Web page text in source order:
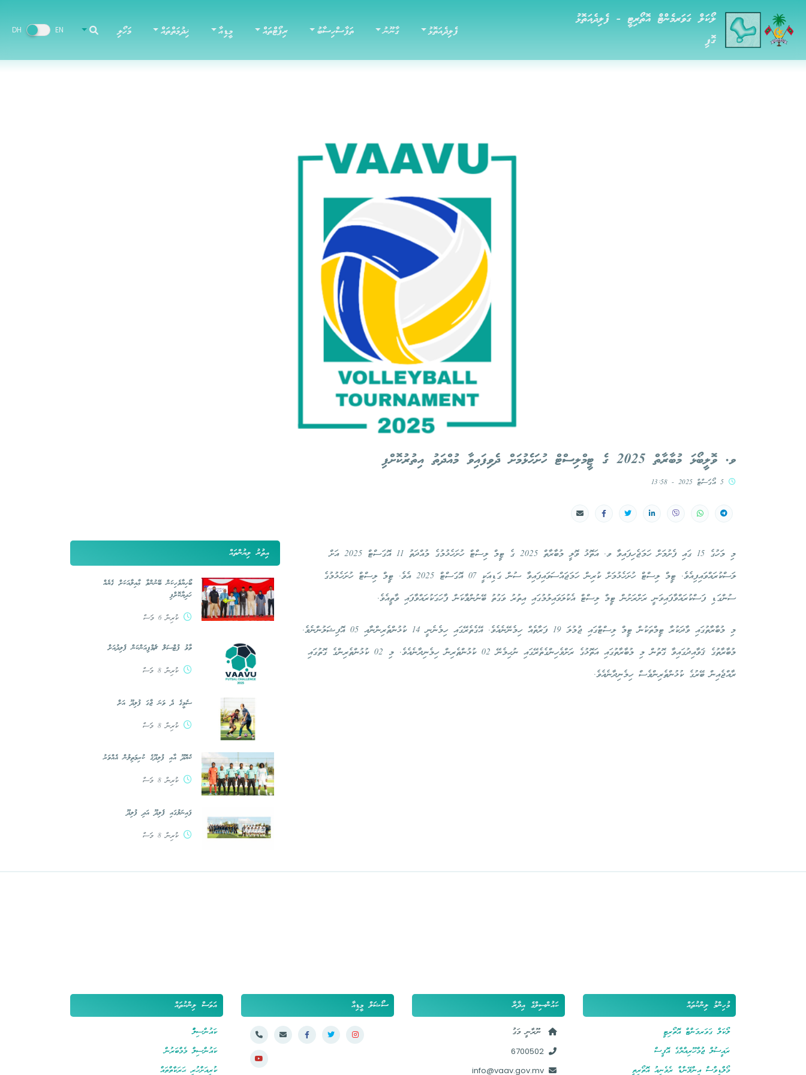
ލޯކަލް ގަވަރމެންޓް އޮތޯރިޓީ - ފެލިދެއަތޮޅު
ގޮފި
ފެލިދެއަތޮޅު ގާނޫނު ތަފާސްހިސާބު ރިޕޯޓްތައް މީޑިއާ ޚިދުމަތްތައް މަހޯލި DH EN
ވ. ވޮލީބޯޅަ މުބާރާތް 2025 ގެ ޓީމްލިސްޓް ހުށަހެޅުމަށް ދެވިފައިވާ މުއްދަތު އިތުރުކޮށްފި
5 އޯގަސްޓް 2025 - 13:58
މި މަހުގެ 15 ގައި ފެށުމަށް ހަމަޖެހިފައިވާ ވ. އަތޮޅު ވޮލީ މުބާރާތް 2025 ގެ ޓީމް ލިސްޓް ހުށަހެޅުމުގެ މުއްދަތު 11 އޮގަސްޓް 2025 އަށް
ލަސްކުރައްވައިފިއެވެ. ޓީމް ލިސްޓް ހުށަހެޅުމަށް ކުރިން ހަމަޖައްސަވައިފައިވާ ސުން ގަޑިއަކީ 07 އޮގަސްޓް 2025 އެވެ. ޓީމް ލިސްޓް ހުށަހެޅުމުގެ
ސުންގަޑި ފަސްކުރައްވާފައިވަނީ ރަށްރަށުން ޓީމް ލިސްޓް އެކުލަވައިލުމުގައި އިތުރު ވަގުތު ބޭނުންވާކަން ފާހަގަކުރައްވާފައި ވާތީއެވެ.
މި މުބާރާތުގައި ވާދަކުރާ ޓީމްތަކުން ޓީމް ލިސްޓްގައި ޖުމުލަ 19 ފަރާތެއް ހިމެނޭނެއެވެ. އޭގެތެރޭގައި ހިމެނެނީ 14 ކުޅުންތެރިންނާއި 05 އޮފިޝަލުންނެވެ.
މުބާރާތުގެ ޤަވާއިދުގައިވާ ގޮތުން މި މުބާރާތުގައި އަތޮޅުގެ ރަށްވެހިންގެތެރޭގައި ނުހިމެނޭ 02 ކުޅުންތެރިން ހިމެނިދާނެއެވެ. މި 02 ކުޅުންތެރިންގެ ގޮތުގައި
ރާއްޖެއިން ބޭރުގެ ކުޅުންތެރިންވެސް ހިމެނިދާނެއެވެ.
އިތުރު ލިޔުންތައް
ބޯހިޔާވެހިކަން ބޭނުންވާ ޢާއިލާއަކަށް ގެޔެއް
ހަދިޔާކޮށްފި
ކުރިން 6 މަސް
ވާވު ފުޓްސަލް ޗެމްޕިއަންކަން ފެލިދުއަށް
ކުރިން 8 މަސް
ސެމީގެ ދެ ވަނަ ޖާގަ ފުލިދޫ އަށް
ކުރިން 8 މަސް
ކެޔޮދޫ އާއި ފުލިދޫގެ ކުރިމަތިލުން އެއްވަރު
ކުރިން 8 މަސް
ފައިނަލުގައި ފެލިދޫ އަދި ފުލިދޫ
ކުރިން 8 މަސް
މުހިންމު ލިންކުތައް
ލޯކަލް ގަވަރމަންޓް އޮތޯރިޓީ
ރައީސުލް ޖުމްހޫރިއްޔާގެ އޮފީސް
މޯލްޑިވްސް އިންލޭންޑް ރެވެނިއު އޮތޯރިތީ
ކައުންސިލްގެ އިދާރާ
ނޫރާނީ މަގު
6700502
info@vaav.gov.mv
ސޯޝަލް މީޑިއާ އަވަސް ލިންކުތައް
ކައުންސިލްް
ކައުންސިލް މެމްބަރުން
ކުރިއަށްހުރި ޙަރަކާތްތައް